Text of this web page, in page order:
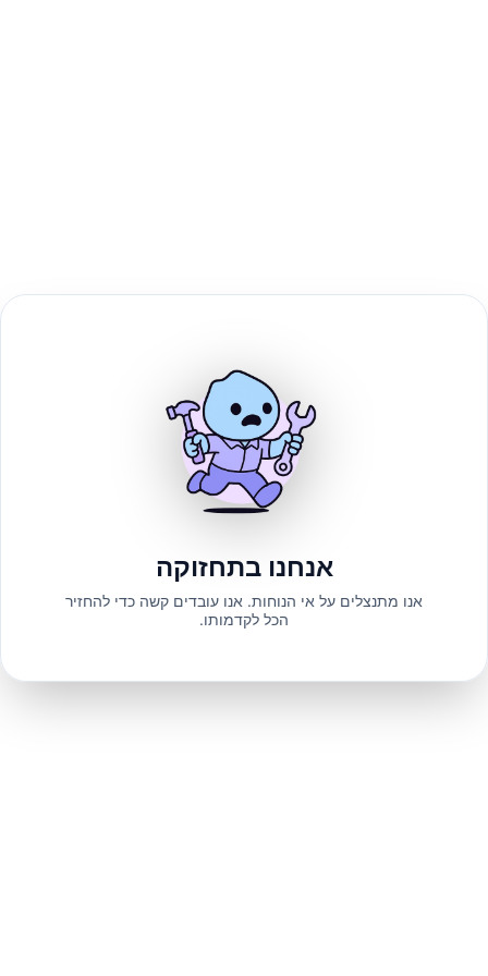
אנחנו בתחזוקה
אנו מתנצלים על אי הנוחות. אנו עובדים קשה כדי להחזיר
הכל לקדמותו.